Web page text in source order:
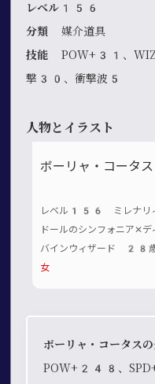
レベル156
分類 媒介道具
技能 POW+31、
撃30、衝撃波5
人物とイラスト
ボーリャ・コータス
レベル156 ミレナリ
ドールのシンフォニア✕デ
バインウィザード 28
女
ボーリャ・コータス
POW+248、